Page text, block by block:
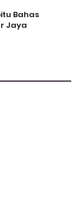
Bahas
Jaya